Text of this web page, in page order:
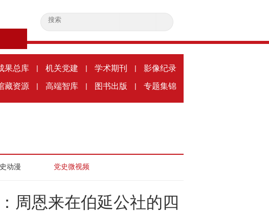
果总库 | 机关党建 | 学术期刊 | 影像纪录
藏资源 | 高端智库 | 图书出版 | 专题集锦
动漫 党史微视频
周恩来在伯延公社的四